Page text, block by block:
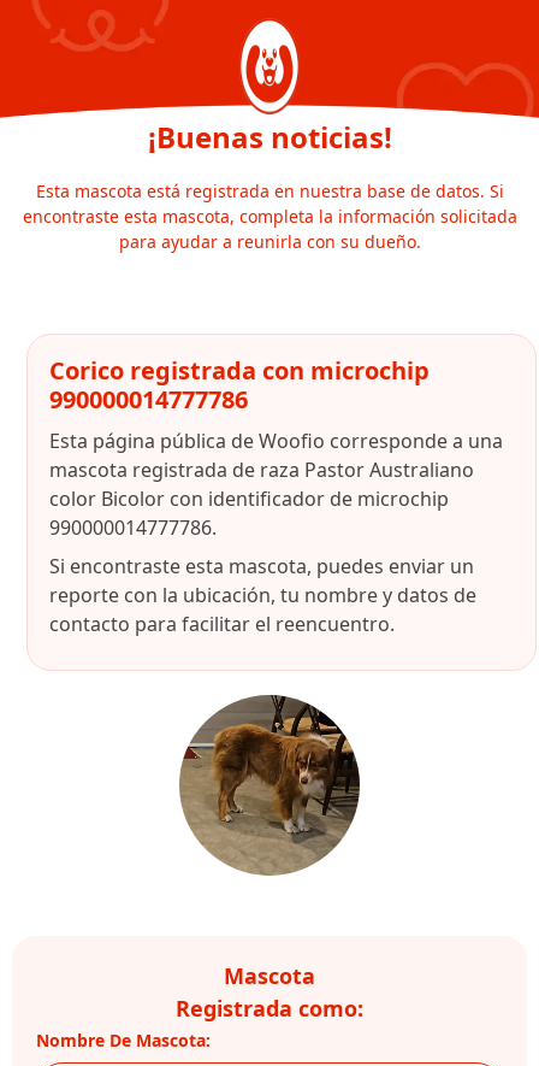
¡Buenas noticias!
Esta mascota está registrada en nuestra base de datos. Si
encontraste esta mascota, completa la información solicitada
para ayudar a reunirla con su dueño.
Corico registrada con microchip
990000014777786
Esta página pública de Woofio corresponde a una
mascota registrada de raza Pastor Australiano
color Bicolor con identificador de microchip
990000014777786.
Si encontraste esta mascota, puedes enviar un
reporte con la ubicación, tu nombre y datos de
contacto para facilitar el reencuentro.
Mascota
Registrada como:
Nombre De Mascota: